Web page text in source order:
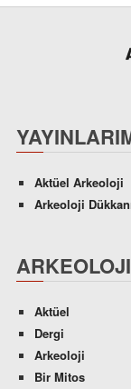
Aktüel Arkeoloji
Arkeoloji
ARKEOLOJI
Aktüel
Dergi
Arkeoloji
Bir Mitos